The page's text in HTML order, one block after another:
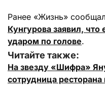
Ранее «Жизнь»
Кунгурова заявил, что
ударом по голове.
Читайте также:
На звезду «Шифра»
сотрудница